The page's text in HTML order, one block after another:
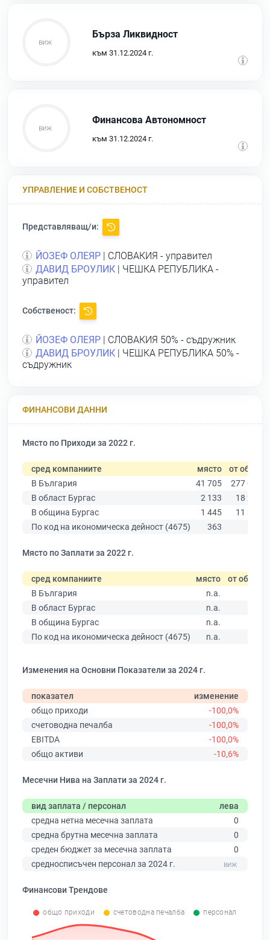
Бърза Ликвидност
към 31.12.2024 г.
Финансова Автономност
към 31.12.2024 г.
УПРАВЛЕНИЕ И СОБСТВЕНОСТ
Представляващ/и:
ЙОЗЕФ ОЛЕЯР | СЛОВАКИЯ - управител
ДАВИД БРОУЛИК | ЧЕШКА РЕПУБЛИКА -
управител
Собственост:
ЙОЗЕФ ОЛЕЯР | СЛОВАКИЯ 50% - съдружник
ДАВИД БРОУЛИК | ЧЕШКА РЕПУБЛИКА 50% -
съдружник
ФИНАНСОВИ ДАННИ
Място по Приходи за 2022 г.
сред компаниите място от общо
В България
41 705
277 019
В област Бургас
2 133
18 275
В община Бургас
1 445
11 315
По код на икономическа дейност (4675)
363
Място по Заплати за 2022 г.
сред компаниите място от общо
В България
n.a.
В област Бургас
n.a.
В община Бургас
n.a.
По код на икономическа дейност (4675)
n.a.
Изменения на Основни Показатели за 2024 г.
показател
изменение
общо приходи
-100,0%
счетоводна печалба
-100,0%
EBITDA
-100,0%
общо активи
-10,6%
Месечни Нива на Заплати за 2024 г.
вид заплата / персонал
лева
средна нетна месечна заплата
0
средна брутна месечна заплата
0
среден бюджет за месечна заплата
0
средносписъчен персонал за 2024 г.
Финансови Трендове
общо приходи счетоводна печалба персонал